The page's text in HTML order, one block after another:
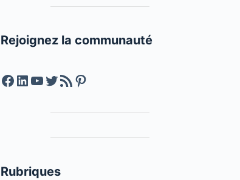
Rejoignez la communauté
Facebook
LinkedIn
YouTube
Twitter
Feed RSSPinterest
Rubriques